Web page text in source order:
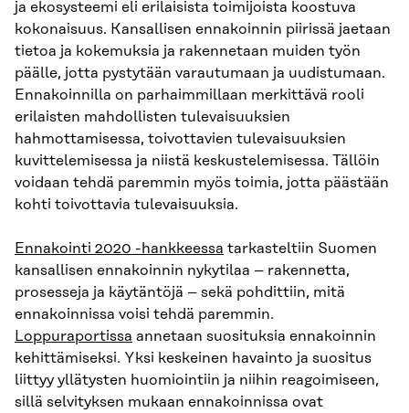
ja ekosysteemi eli erilaisista toimijoista koostuva
kokonaisuus. Kansallisen ennakoinnin piirissä jaetaan
tietoa ja kokemuksia ja rakennetaan muiden työn
päälle, jotta pystytään varautumaan ja uudistumaan.
Ennakoinnilla on parhaimmillaan merkittävä rooli
erilaisten mahdollisten tulevaisuuksien
hahmottamisessa, toivottavien tulevaisuuksien
kuvittelemisessa ja niistä keskustelemisessa. Tällöin
voidaan tehdä paremmin myös toimia, jotta päästään
kohti toivottavia tulevaisuuksia.
Ennakointi 2020 -hankkeessa tarkasteltiin Suomen
kansallisen ennakoinnin nykytilaa – rakennetta,
prosesseja ja käytäntöjä – sekä pohdittiin, mitä
ennakoinnissa voisi tehdä paremmin.
Loppuraportissa annetaan suosituksia ennakoinnin
kehittämiseksi. Yksi keskeinen havainto ja suositus
liittyy yllätysten huomiointiin ja niihin reagoimiseen,
sillä selvityksen mukaan ennakoinnissa ovat